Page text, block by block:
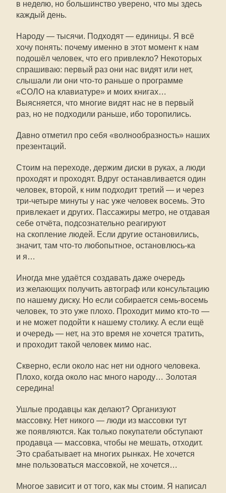
в неделю, но большинство уверено, что мы здесь
каждый день.
Народу — тысячи. Подходят — единицы. Я всё
хочу понять: почему именно в этот момент к нам
подошёл человек, что его привлекло? Некоторых
спрашиваю: первый раз они нас видят или нет,
слышали ли они что-то раньше о программе
«СОЛО на клавиатуре» и моих книгах…
Выясняется, что многие видят нас не в первый
раз, но не подходили раньше, ибо торопились.
Давно отметил про себя «волнообразность» наших
презентаций.
Стоим на переходе, держим диски в руках, а люди
проходят и проходят. Вдруг останавливается один
человек, второй, к ним подходит третий — и через
три-четыре минуты у нас уже человек восемь. Это
привлекает и других. Пассажиры метро, не отдавая
себе отчёта, подсознательно реагируют
на скопление людей. Если другие остановились,
значит, там что-то любопытное, остановлюсь-ка
и я…
Иногда мне удаётся создавать даже очередь
из желающих получить автограф или консультацию
по нашему диску. Но если собирается семь-восемь
человек, то это уже плохо. Проходит мимо кто-то —
и не может подойти к нашему столику. А если ещё
и очередь — нет, на это время не хочется тратить,
и проходит такой человек мимо нас.
Скверно, если около нас нет ни одного человека.
Плохо, когда около нас много народу… Золотая
середина!
Ушлые продавцы как делают? Организуют
массовку. Нет никого — люди из массовки тут
же появляются. Как только покупатели обступают
продавца — массовка, чтобы не мешать, отходит.
Это срабатывает на многих рынках. Не хочется
мне пользоваться массовкой, не хочется…
Многое зависит и от того, как мы стоим. Я написал